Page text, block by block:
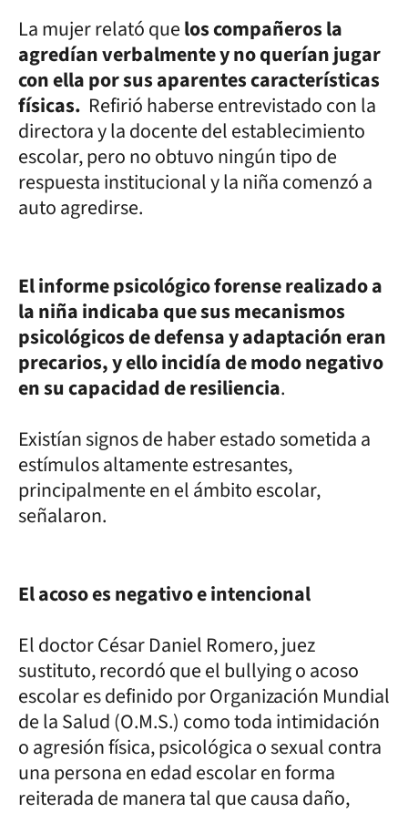
La mujer relató quelos compañeros la
agredían verbalmente y no querían jugar
con ella por sus aparentes características
físicas. Refirió haberse entrevistado con la
directora y la docente del establecimiento
escolar, pero no obtuvo ningún tipo de
respuesta institucional y la niña comenzó a
auto agredirse.
El informe psicológico forense realizado a
la niña indicaba que sus mecanismos
psicológicos de defensa y adaptación eran
precarios, y ello incidía de modo negativo
en su capacidad de resiliencia.
Existían signos de haber estado sometida a
estímulos altamente estresantes,
principalmente en el ámbito escolar,
señalaron.
El acoso es negativo e intencional
El doctor César Daniel Romero, juez
sustituto, recordó que el bullying o acoso
escolar es definido por Organización Mundial
de la Salud (O.M.S.) como toda intimidación
o agresión física, psicológica o sexual contra
una persona en edad escolar en forma
reiterada de manera tal que causa daño,